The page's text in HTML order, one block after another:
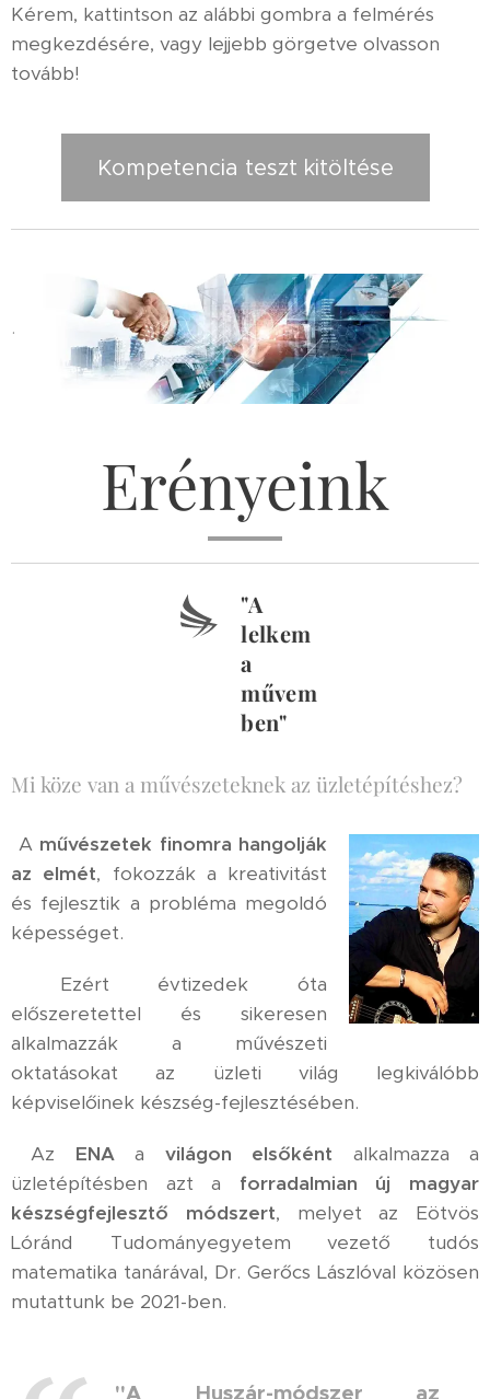
Kérem, kattintson az alábbi gombra a felmérés
megkezdésére, vagy lejjebb görgetve olvasson
tovább!
Kompetencia teszt kitöltése
.
Erényeink
"A
lelkem
a
művem
ben"
Mi köze van a művészeteknek az üzletépítéshez?
A művészetek finomra hangolják
az elmét, fokozzák a kreativitást
és fejlesztik a probléma megoldó
képességet.
Ezért évtizedek óta
előszeretettel és sikeresen
alkalmazzák
a művészeti
oktatásokat az üzleti világ legkiválóbb
képviselőinek készség-fejlesztésében.
Az ENAa világon elsőként alkalmazza a
üzletépítésben azt a forradalmian új magyar
készségfejlesztő módszert, melyet az Eötvös
Lóránd Tudományegyetem
vezető tudós
matematika tanárával, Dr. Gerőcs Lászlóval közösen
mutattunk be 2021-ben.
"A
Huszár-módszer az